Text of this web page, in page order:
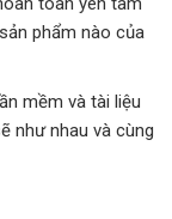
phẩm nào của
mềm và tài liệu
như nhau và cùng